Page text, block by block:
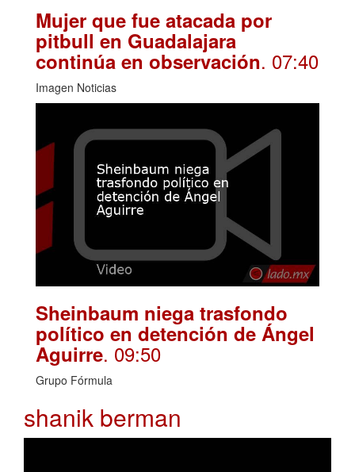
Mujer que fue atacada por
pitbull en Guadalajara
continúa en observación. 07:40
Imagen Noticias
Sheinbaum niega trasfondo
político en detención de Ángel
Aguirre. 09:50
Grupo Fórmula
shanik berman